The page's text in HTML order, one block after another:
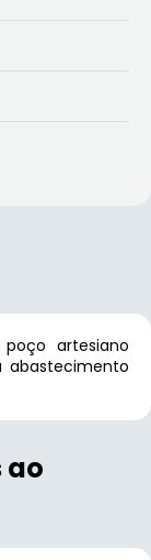
artesiano
abastecimento
ao